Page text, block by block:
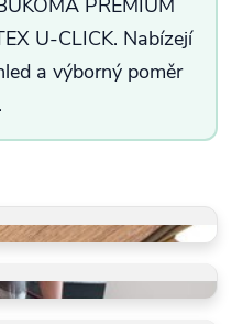
PREMIUM
U-CLICK. Nabízejí
a výborný poměr